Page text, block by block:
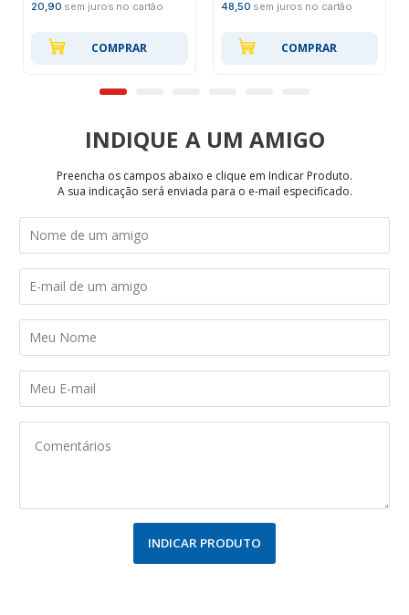
20,90 sem juros no cartão
COMPRAR
48,50 sem juros no cartão
COMPRAR
INDIQUE
Preencha os campos abaixo e clique em Indicar Produto.
A sua indicação será enviada para o e-mail especificado.
INDICAR PRODUTO